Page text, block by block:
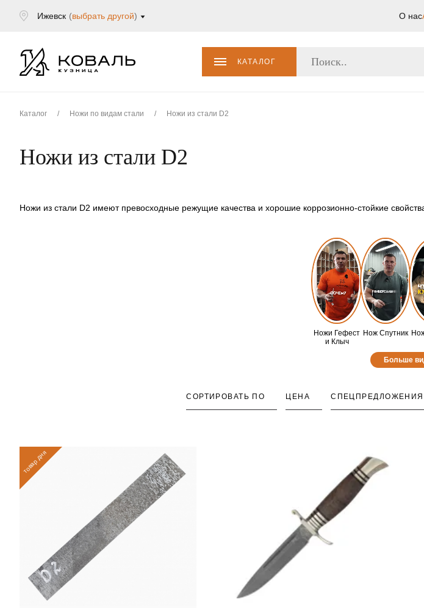
Ижевск (выбрать другой) О нас
КАТАЛОГ
Каталог / Ножи по видам стали / Ножи из стали D2
Ножи из стали D2
Ножи из стали D2 имеют превосходные режущие качества и хорошие коррозионно-стойкие
Ножи Гефест
и Клыч
Нож Спутник
Больше
СОРТИРОВАТЬ ПО ЦЕНА СПЕЦПРЕДЛОЖЕНИЯ
товар дня